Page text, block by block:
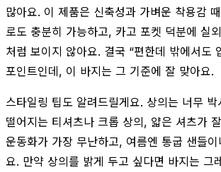
많아요. 이 제품은 신축성과 가벼운 착용감
로도 충분히 가능하고, 카고 포켓 덕분에 실
처럼 보이지 않아요. 결국 “편한데 밖에서도
포인트인데, 이 바지는 그 기준에 잘 맞아요.
스타일링 팁도 알려드릴게요. 상의는 너무 박
떨어지는 티셔츠나 크롭 상의, 얇은 셔츠가
운동화가 가장 무난하고, 여름엔 통굽 샌들
요. 만약 상의를 밝게 두고 싶다면 바지는 그